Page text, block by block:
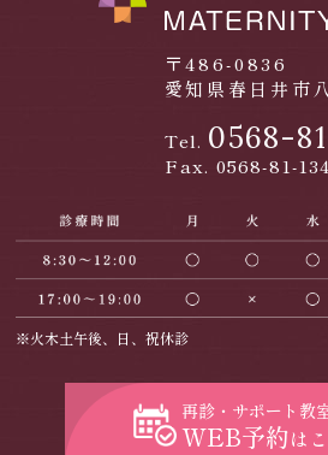
〒486-0836
愛知県春日井市
Tel. 0568-
Fax. 0568-81-
※火木土午後、日、祝休診
再診・サポート教
WEB予約は